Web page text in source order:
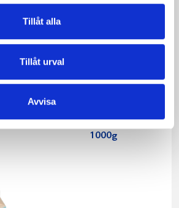
Tillåt alla
Tillåt urval
Avvisa
Skogsbärsfil 2,7%
1000g